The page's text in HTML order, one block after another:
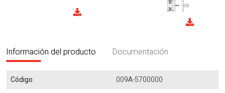
Información del producto Documentación
Código
009A-5700000